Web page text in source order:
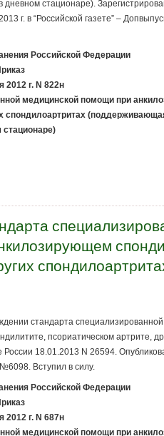
стационаре).
г. в “Российской газете” –
Российской Федерации
2012 г. N 822н
медицинской помощи при
спондилоартритах
стационаре)
стандарта специализированной
псориатическом артрите,
18.01.2013 N 26594.
№6098. Вступил в силу.
Российской Федерации
2012 г. N 687н
медицинской помощи при